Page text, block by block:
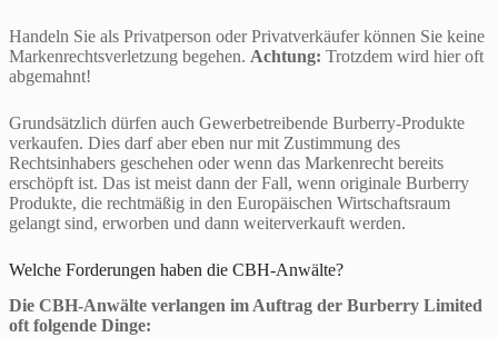
Handeln Sie als Privatperson oder Privatverkäufer können Sie keine
Markenrechtsverletzung begehen. Achtung: Trotzdem wird hier oft
abgemahnt!
Grundsätzlich dürfen auch Gewerbetreibende Burberry-Produkte
verkaufen. Dies darf aber eben nur mit Zustimmung des
Rechtsinhabers geschehen oder wenn das Markenrecht bereits
erschöpft ist. Das ist meist dann der Fall, wenn originale Burberry
Produkte, die rechtmäßig in den Europäischen Wirtschaftsraum
gelangt sind, erworben und dann weiterverkauft werden.
Welche Forderungen haben die CBH-Anwälte?
Die CBH-Anwälte verlangen im Auftrag der Burberry Limited
oft folgende Dinge: